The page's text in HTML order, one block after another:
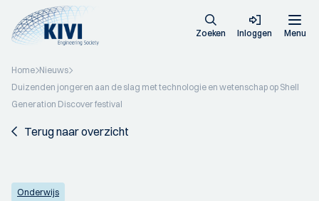
Zoeken Inloggen Menu
Home Nieuws
Duizenden jongeren aan de slag met technologie en wetenschap op Shell
Generation Discover festival
Terug naar overzicht
Onderwijs